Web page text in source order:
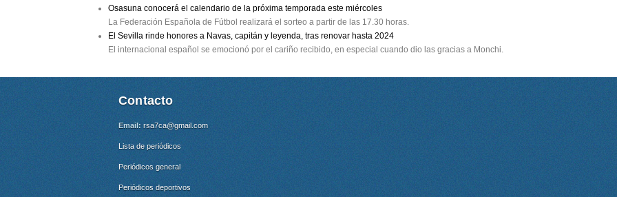
Osasuna conocerá el calendario de la próxima temporada este miércoles
La Federación Española de Fútbol realizará el sorteo a partir de las 17.30 horas.
El Sevilla rinde honores a Navas, capitán y leyenda, tras renovar hasta 2024
El internacional español se emocionó por el cariño recibido, en especial cuando dio las gracias a Monchi.
Contacto
Email: rsa7ca@gmail.com
Lista de periódicos
Periódicos general
Periódicos deportivos